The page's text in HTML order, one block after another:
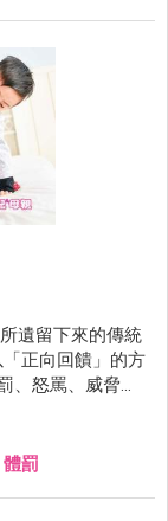
遺留下來的傳統
正向回饋」的方
、怒罵、威脅、
體罰